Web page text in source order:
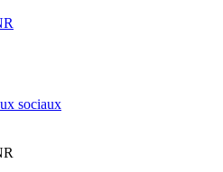
sociaux